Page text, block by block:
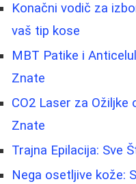
Konačni vodič za
vaš tip kose
MBT Patike i
Znate
CO2 Laser za Ožiljke
Znate
Trajna Epilacija: Sve
Nega osetljive kože: